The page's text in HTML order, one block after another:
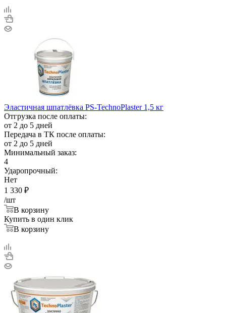
Эластичная шпатлёвка PS-TechnoPlaster 1,5 кг
Отгрузка после оплаты:
от 2 до 5 дней
Передача в ТК после оплаты:
от 2 до 5 дней
Минимальный заказ:
4
Ударопрочный:
Нет
1 330 ₽
/шт
В корзину
Купить в один клик
В корзину